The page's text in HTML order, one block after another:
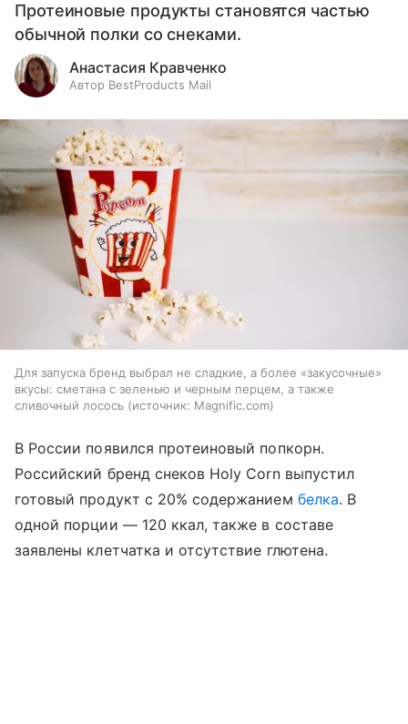
Протеиновые продукты становятся частью
обычной полки со снеками.
Анастасия Кравченко
Автор BestProducts Mail
Для запуска бренд выбрал не сладкие, а более «закусочные»
вкусы: сметана с зеленью и черным перцем, а также
сливочный лосось
источник: Magnific.com
В России появился протеиновый попкорн.
Российский бренд снеков Holy Corn выпустил
готовый продукт с 20% содержанием белка. В
одной порции — 120 ккал, также в составе
заявлены клетчатка и отсутствие глютена.